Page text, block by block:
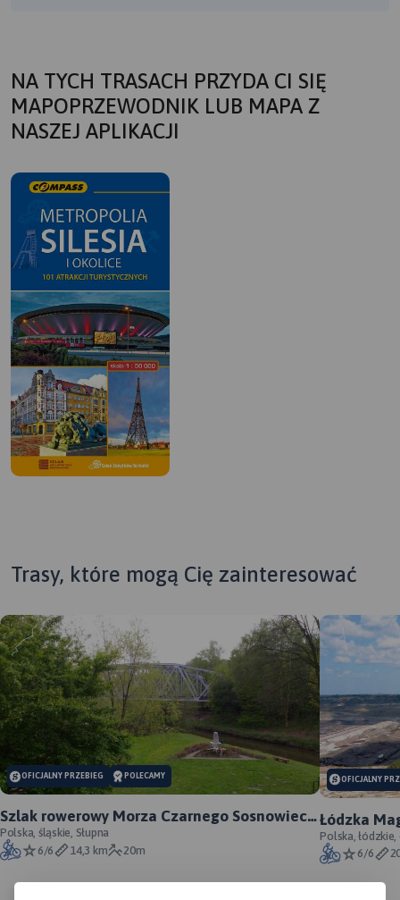
NA TYCH TRASACH PRZYDA CI SIĘ
MAPOPRZEWODNIK LUB MAPA Z
NASZEJ APLIKACJI
MAPA TURYSTYCZNA W
APLIKACJI TRASEO
Trasy, które mogą Cię zainteresować
OFICJALNY PRZEBIEG POLECAMY
Szlak rowerowy Morza Czarnego Sosnowiec -
oficjalny przebieg
Polska, śląskie, Słupna
6/6
14,3 km 20m
OFICJALNY
Łódzka
Polska, łódzkie,
6/6